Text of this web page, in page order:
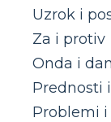
Uzrok i
Za i protiv
Onda i
Prednosti
Problemi i